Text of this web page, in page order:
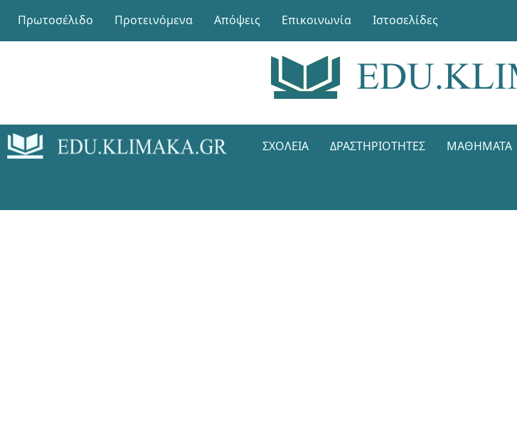
Πρωτοσέλιδο Προτεινόμενα Απόψεις Επικοινωνία Ιστοσελίδες
ΣΧΟΛΕΊΑ ΔΡΑΣΤΗΡΙΌΤΗΤΕΣ ΜΑΘΉΜΑΤΑ